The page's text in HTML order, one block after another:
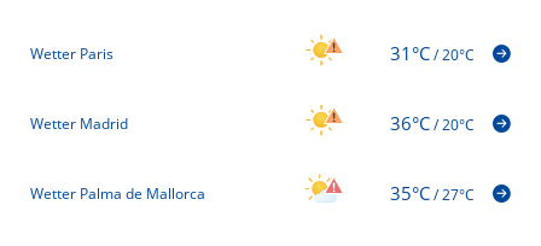
Wetter Paris 31°C/20°C
Wetter Madrid 36°C/20°C
Wetter Palma de Mallorca 35°C/27°C